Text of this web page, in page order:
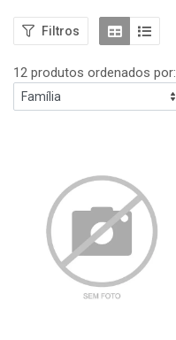
Filtros
12 produtos ordenados por: